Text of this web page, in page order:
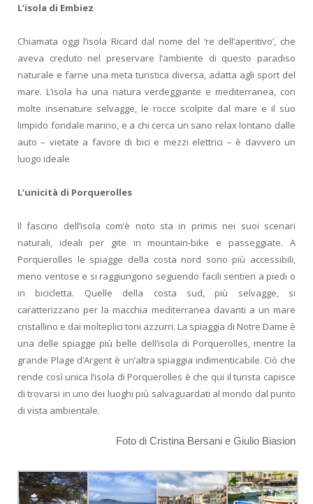
L’isola di Embiez
Chiamata oggi l’isola Ricard dal nome del ‘re dell’aperitivo’, che
aveva creduto nel preservare l’ambiente di questo paradiso
naturale e farne una meta turistica diversa, adatta agli sport del
mare. L’isola ha una natura verdeggiante e mediterranea, con
molte insenature selvagge, le rocce scolpite dal mare e il suo
limpido fondale marino, e a chi cerca un sano relax lontano dalle
auto – vietate a favore di bici e mezzi elettrici – è davvero un
luogo ideale
L’unicità di Porquerolles
Il fascino dell’isola com’è noto sta in primis nei suoi scenari
naturali, ideali per gite in mountain-bike e passeggiate. A
Porquerolles le spiagge della costa nord sono più accessibili,
meno ventose e si raggiungono seguendo facili sentieri a piedi o
in bicicletta. Quelle della costa sud, più selvagge, si
caratterizzano per la macchia mediterranea davanti a un mare
cristallino e dai molteplici toni azzurri. La spiaggia di Notre Dame è
una delle spiagge più belle dell’isola di Porquerolles, mentre la
grande Plage d’Argent è un’altra spiaggia indimenticabile. Ciò che
rende così unica l’isola di Porquerolles è che qui il turista capisce
di trovarsi in uno dei luoghi più salvaguardati al mondo dal punto
di vista ambientale.
Foto di Cristina Bersani e Giulio Biasion